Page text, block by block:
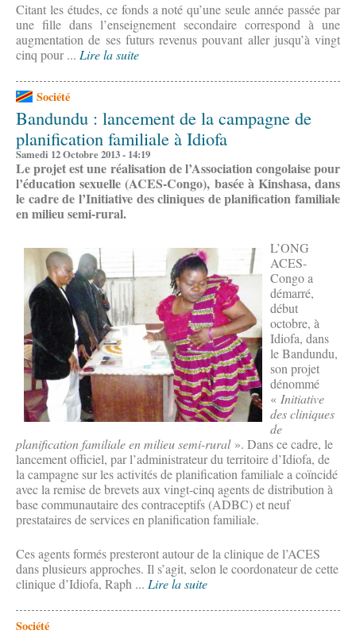
Citant les études, ce fonds a noté qu’une seule année passée par
une fille dans l’enseignement secondaire correspond à une
augmentation de ses futurs revenus pouvant aller jusqu’à vingt
cinq pour ... Lire la suite
Société
Bandundu : lancement de la campagne de
planification familiale à Idiofa
Samedi 12 Octobre 2013 - 14:19
Le projet est une réalisation de l’Association congolaise pour
l’éducation sexuelle (ACES-Congo), basée à Kinshasa, dans
le cadre de l’Initiative des cliniques de planification familiale
en milieu semi-rural.
L’ONG
ACES-
Congo a
démarré,
début
octobre, à
Idiofa, dans
le Bandundu,
son projet
dénommé
« Initiative
des cliniques
de
planification familiale en milieu semi-rural». Dans ce cadre, le
lancement officiel, par l’administrateur du territoire d’Idiofa, de
la campagne sur les activités de planification familiale a coïncidé
avec la remise de brevets aux vingt-cinq agents de distribution à
base communautaire des contraceptifs (ADBC) et neuf
prestataires de services en planification familiale.
Ces agents formés presteront autour de la clinique de l’ACES
dans plusieurs approches. Il s’agit, selon le coordonateur de cette
clinique d’Idiofa, Raph ... Lire la suite
Société